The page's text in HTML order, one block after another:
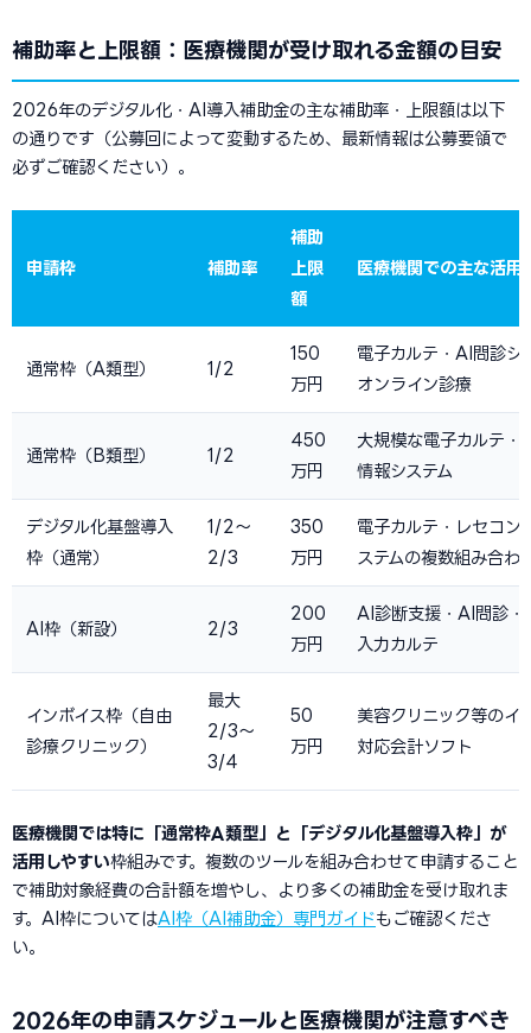
補助率と上限額：医療機関が受け取れる金額の目安
2026年のデジタル化・AI導入補助金の主な補助率・上限額は以下
の通りです（公募回によって変動するため、最新情報は公募要領で
必ずご確認ください）。
申請枠 補助率
補助
上限
額
医療機関での主な活用
通常枠（A類型） 1/2
150
万円
電子カルテ・AI問診シ
オンライン診療
通常枠（B類型） 1/2
450
万円
大規模な電子カルテ・
情報システム
デジタル化基盤導入
枠（通常）
1/2〜
2/3
350
万円
電子カルテ・レセコン
ステムの複数組み合わ
AI枠（新設） 2/3
200
万円
AI診断支援・AI問診・
入力カルテ
インボイス枠（自由
診療クリニック）
最大
2/3〜
3/4
50
万円
美容クリニック等のイ
対応会計ソフト
医療機関では特に「通常枠A類型」と「デジタル化基盤導入枠」が
活用しやすい枠組みです。複数のツールを組み合わせて申請すること
で補助対象経費の合計額を増やし、より多くの補助金を受け取れま
す。AI枠についてはAI枠（AI補助金）専門ガイドもご確認くださ
い。
2026年の申請スケジュールと医療機関が注意すべき